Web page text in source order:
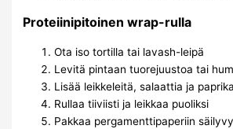
Proteiinipitoinen wrap-rulla
Ota iso tortilla tai lavash-leipä
Levitä pintaan tuorejuustoa tai
Lisää leikkeleitä, salaattia ja
Rullaa tiiviisti ja leikkaa puoliksi
Pakkaa pergamenttipaperiin